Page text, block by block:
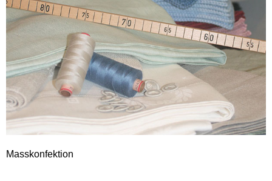
Masskonfektion